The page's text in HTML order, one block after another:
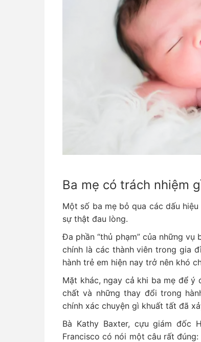
Ba mẹ có trách nhiệm
Một số ba mẹ bỏ qua các dấu
sự thật đau lòng.
Đa phần “thủ phạm” của những
chính là các thành viên trong gia
hành trẻ em hiện nay trở nên khó
Mặt khác, ngay cả khi ba mẹ để ý
chất và những thay đổi trong
chính xác chuyện gì khuất tất đã
Bà Kathy Baxter, cựu giám đốc
Francisco có nói một câu rất đúng: